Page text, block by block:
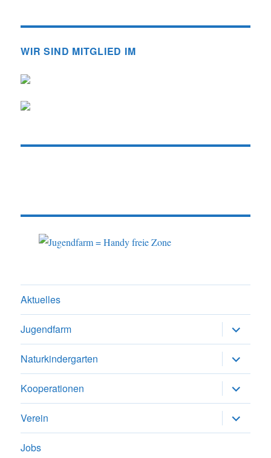
WIR SIND MITGLIED IM
Aktuelles
Jugendfarm
anzeigen
Naturkindergarten
anzeigen
Kooperationen
anzeigen
Verein
anzeigen
Jobs